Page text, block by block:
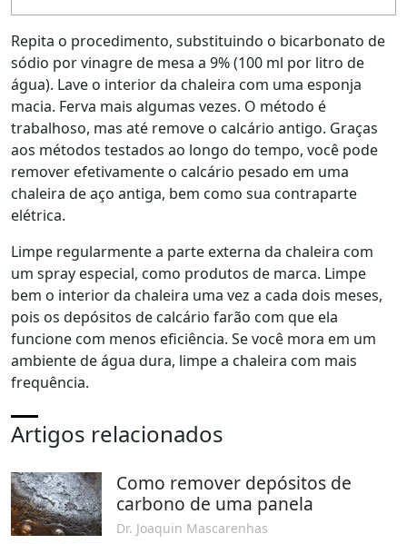
Repita o procedimento, substituindo o bicarbonato de
sódio por vinagre de mesa a 9% (100 ml por litro de
água). Lave o interior da chaleira com uma esponja
macia. Ferva mais algumas vezes. O método é
trabalhoso, mas até remove o calcário antigo. Graças
aos métodos testados ao longo do tempo, você pode
remover efetivamente o calcário pesado em uma
chaleira de aço antiga, bem como sua contraparte
elétrica.
Limpe regularmente a parte externa da chaleira com
um spray especial, como produtos de marca. Limpe
bem o interior da chaleira uma vez a cada dois meses,
pois os depósitos de calcário farão com que ela
funcione com menos eficiência. Se você mora em um
ambiente de água dura, limpe a chaleira com mais
frequência.
Artigos relacionados
Como remover depósitos de
carbono de uma panela
Dr. Joaquin Mascarenhas